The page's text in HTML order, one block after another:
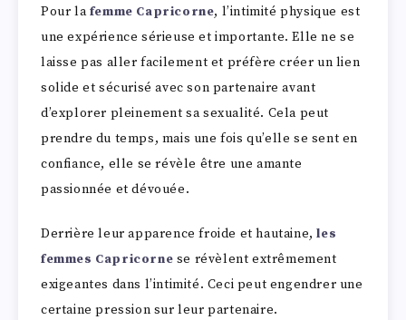
Pour lafemme Capricorne, l’intimité physique est
une expérience sérieuse et importante. Elle ne se
laisse pas aller facilement et préfère créer un lien
solide et sécurisé avec son partenaire avant
d’explorer pleinement sa sexualité. Cela peut
prendre du temps, mais une fois qu’elle se sent en
confiance, elle se révèle être une amante
passionnée et dévouée.
Derrière leur apparence froide et hautaine,les
femmes Capricorne se révèlent extrêmement
exigeantes dans l’intimité. Ceci peut engendrer une
certaine pression sur leur partenaire.